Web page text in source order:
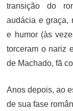
transição do
audácia e graça,
e humor (às
torceram o nariz
de Machado, fã
Anos depois, ao
de sua fase